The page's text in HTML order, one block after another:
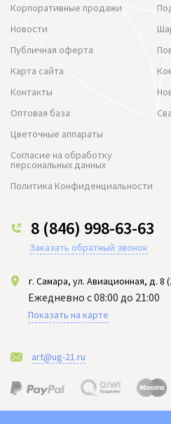
Корпоративные продажи
Новости
Публичная оферта
Карта сайта
Контакты
Оптовая база
Цветочные аппараты
Согласие на обработку
персональных данных
Политика Конфиденциальности
8 (846) 998-63-63
Заказать обратный звонок
г. Самара, ул. Авиационная, д. 8
Ежедневно с 08:00 до 21:00
Показать на карте
art@ug-21.ru